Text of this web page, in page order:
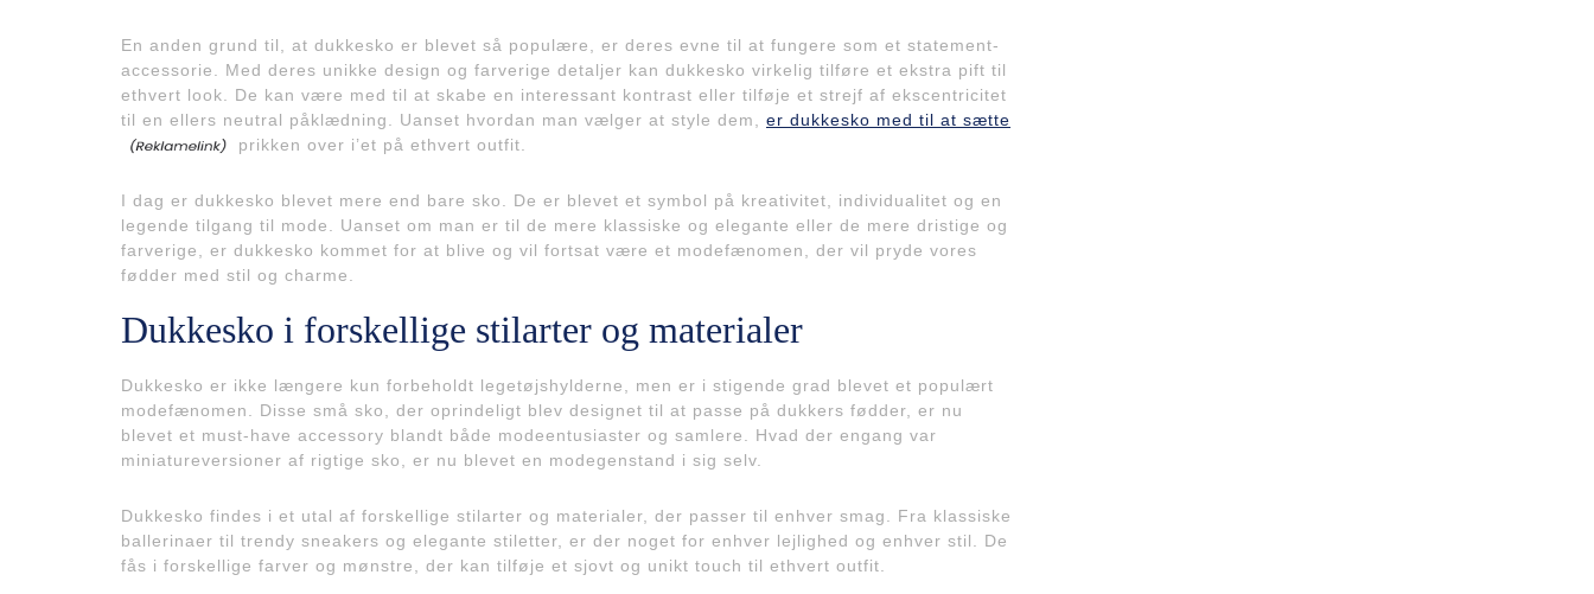
En anden grund til, at dukkesko er blevet så populære, er deres evne til at fungere som et statement-
accessorie. Med deres unikke design og farverige detaljer kan dukkesko virkelig tilføre et ekstra pift til
ethvert look. De kan være med til at skabe en interessant kontrast eller tilføje et strejf af ekscentricitet
til en ellers neutral påklædning. Uanset hvordan man vælger at style dem, er dukkesko med til at sætte
prikken over i’et på ethvert outfit.
I dag er dukkesko blevet mere end bare sko. De er blevet et symbol på kreativitet, individualitet og en
legende tilgang til mode. Uanset om man er til de mere klassiske og elegante eller de mere dristige og
farverige, er dukkesko kommet for at blive og vil fortsat være et modefænomen, der vil pryde vores
fødder med stil og charme.
Dukkesko i forskellige stilarter og materialer
Dukkesko er ikke længere kun forbeholdt legetøjshylderne, men er i stigende grad blevet et populært
modefænomen. Disse små sko, der oprindeligt blev designet til at passe på dukkers fødder, er nu
blevet et must-have accessory blandt både modeentusiaster og samlere. Hvad der engang var
miniatureversioner af rigtige sko, er nu blevet en modegenstand i sig selv.
Dukkesko findes i et utal af forskellige stilarter og materialer, der passer til enhver smag. Fra klassiske
ballerinaer til trendy sneakers og elegante stiletter, er der noget for enhver lejlighed og enhver stil. De
fås i forskellige farver og mønstre, der kan tilføje et sjovt og unikt touch til ethvert outfit.